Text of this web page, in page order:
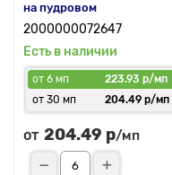
на пудровом
2000000072647
Есть в наличии
от 6 мп
223.93 р/мп
от 30 мп
204.49 р/мп
от 204.49 р/мп